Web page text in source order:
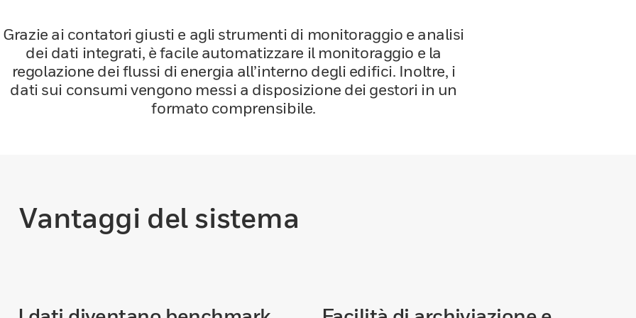
Grazie ai contatori giusti e agli strumenti di monitoraggio e analisi
dei dati integrati, è facile automatizzare il monitoraggio e la
regolazione dei flussi di energia all’interno degli edifici. Inoltre, i
dati sui consumi vengono messi a disposizione dei gestori in un
formato comprensibile.
Vantaggi del sistema